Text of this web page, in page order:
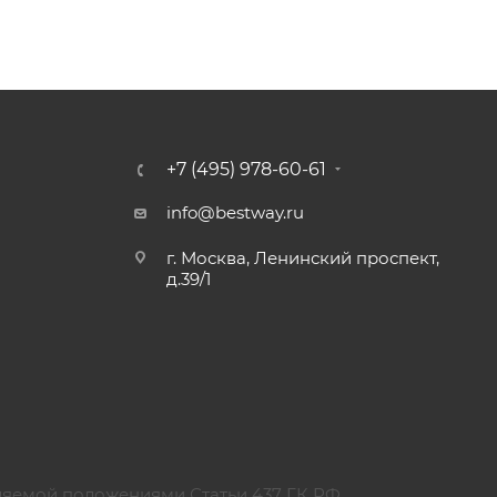
+7 (495) 978-60-61
info@bestway.ru
г. Москва, Ленинский проспект,
д.39/1